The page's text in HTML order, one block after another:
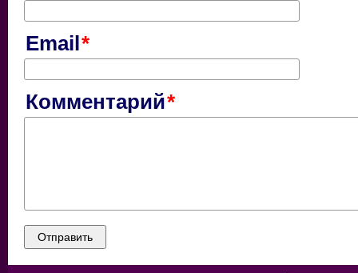
Email
Комментарий